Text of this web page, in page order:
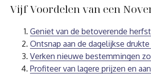
Vijf Voordelen van een
Geniet van de betoverende
Ontsnap aan de dagelijkse
Verken nieuwe bestemmingen
Profiteer van lagere prijzen en